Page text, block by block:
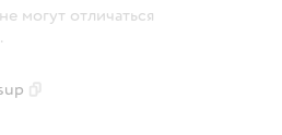
могут отличаться